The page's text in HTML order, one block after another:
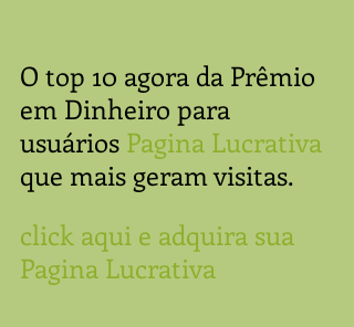
O top 10 agora da Prêmio
em Dinheiro para
usuários Pagina Lucrativa
que mais geram visitas.
click aqui e adquira sua
Pagina Lucrativa